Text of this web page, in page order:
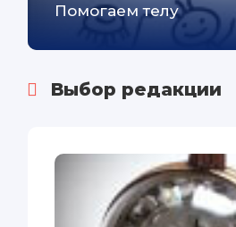
Помогаем телу
Выбор редакции